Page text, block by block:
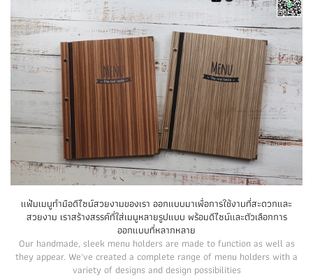
แฟ้มเมนูทำมือดีไซน์สวยงามของเรา ออกแบบมาเพื่อการใช้งานที่สะดวกและ
สวยงาม เราสร้างสรรค์ที่ใส่เมนูหลายรูปแบบ พร้อมดีไซน์และตัวเลือกการ
ออกแบบที่หลากหลาย
Our handmade, sleek menu holders are made to function as well as
they appear. We've created a complete range of menu holders with a
variety of designs and design possibilities